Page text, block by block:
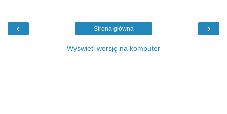
‹ ›
Strona główna
Wyświetl wersję na komputer